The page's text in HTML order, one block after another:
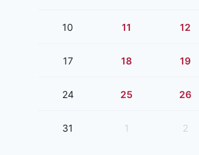
10 11 12
17 18 19
24 25 26
31 1 2